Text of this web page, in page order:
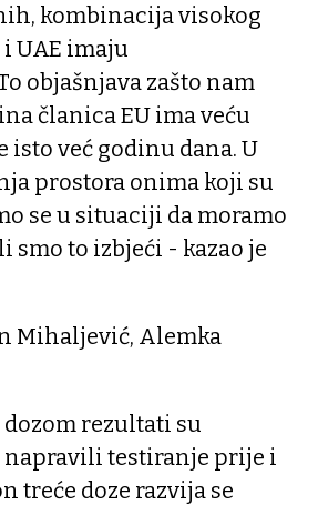
kombinacija visokog
UAE imaju
objašnjava zašto nam
članica EU ima veću
već godinu dana. U
prostora onima koji su
se u situaciji da moramo
smo to izbjeći - kazao je
Mihaljević, Alemka
rezultati su
testiranje prije i
treće doze razvija se